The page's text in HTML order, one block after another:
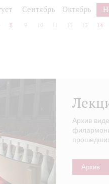
Сентябрь Октябрь
8 9 10 12 13 14
Архив
Архив